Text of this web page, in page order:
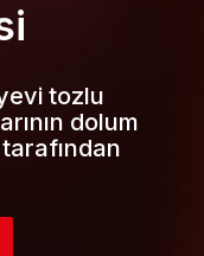
tozlu
dolum